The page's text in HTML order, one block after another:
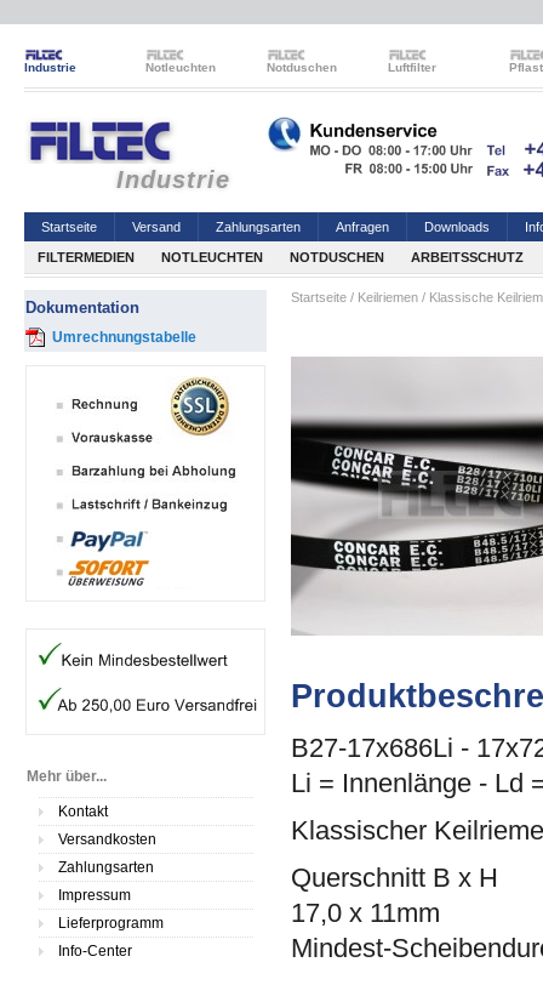
Industrie Notleuchten Notduschen Luftfilter
Industrie
Startseite Versand Zahlungsarten Anfragen Downloads
FILTERMEDIEN NOTLEUCHTEN NOTDUSCHEN ARBEITSSCHUTZ
Dokumentation
Umrechnungstabelle
Mehr über...
Kontakt
Versandkosten
Zahlungsarten
Impressum
Lieferprogramm
Info-Center
Startseite / Keilriemen / Klassische
B27-17x686Li -
Li = Innenlänge - Ld
Klassischer
Querschnitt B x H
17,0 x 11mm
Mindest-